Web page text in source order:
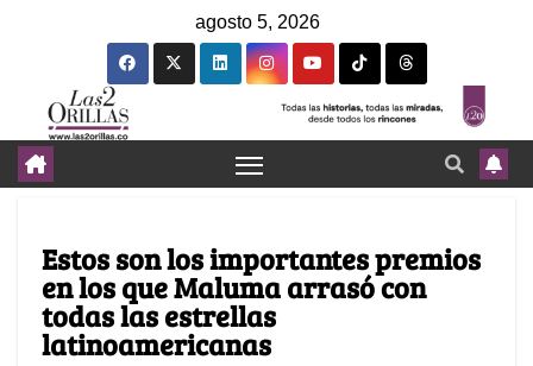
agosto 5, 2026
Estos son los importantes premios
en los que Maluma arrasó con
todas las estrellas
latinoamericanas